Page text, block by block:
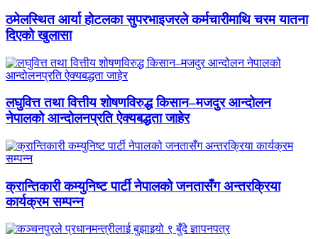
ठमेलस्थित आर्या होटलका सुपरभाइजरले कर्मचारीमाथि चरम यातना
दिएको खुलासा
लघुवित्त तथा वित्तीय शोषणविरुद्ध किसान–मजदुर आन्दोलन
नेपालको आन्दोलनप्रति ऐक्यबद्धता जाहेर
क्रान्तिकारी कम्युनिष्ट पार्टी नेपालको जनतासँग अन्तरक्रिया
कार्यक्रम सम्पन्न